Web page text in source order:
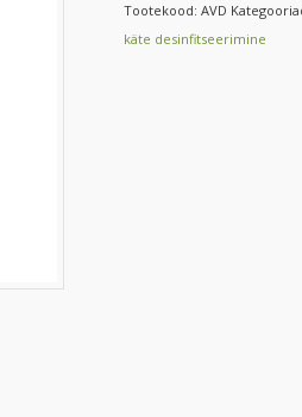
Tootekood:AVD
käte desinfitseerimine